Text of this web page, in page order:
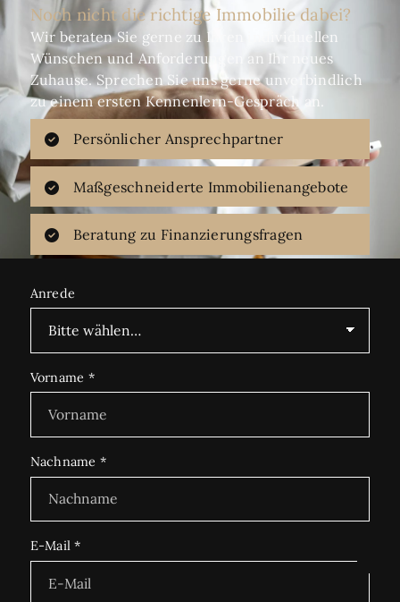
Noch nicht die richtige Immobilie dabei?
Wir beraten Sie gerne zu Ihren individuellen
Wünschen und Anforderungen an Ihr neues
Zuhause. Sprechen Sie uns gerne unverbindlich
zu einem ersten Kennenlern-Gespräch an.
Persönlicher Ansprechpartner
Maßgeschneiderte Immobilienangebote
Beratung zu Finanzierungsfragen
Anrede
Vorname *
Nachname *
E-Mail*